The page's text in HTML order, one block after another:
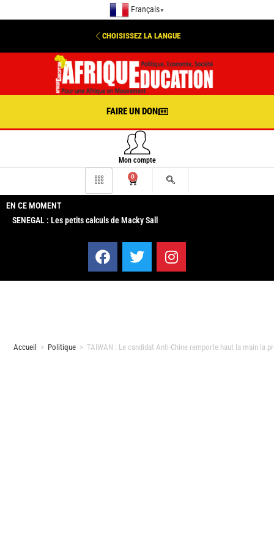
Français ▼
CHOISISSEZ LA LANGUE
FAIRE UN DON
Mon compte
0
EN CE MOMENT
SENEGAL : Les petits calculs de Macky Sall
Accueil > Politique > TAIWAN : Le candidat Anti-Chine remporte haut la main la